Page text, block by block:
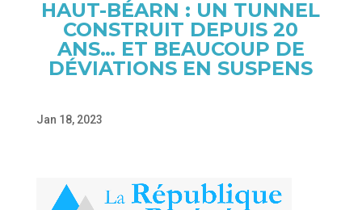
HAUT-BÉARN : UN TUNNEL
CONSTRUIT DEPUIS 20
ANS… ET BEAUCOUP DE
DÉVIATIONS EN SUSPENS
Jan 18, 2023